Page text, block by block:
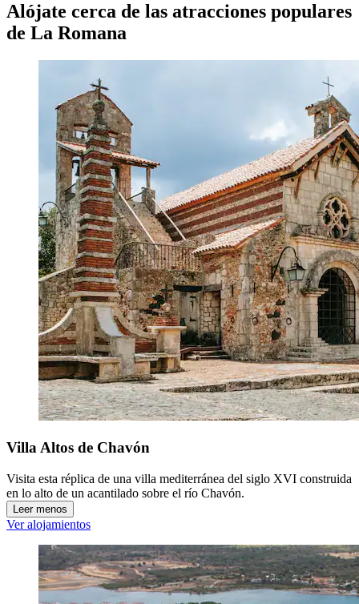
Alójate cerca de las atracciones populares
de La Romana
Villa Altos de Chavón
Visita esta réplica de una villa mediterránea del siglo XVI construida
en lo alto de un acantilado sobre el río Chavón.
Leer menos
Ver alojamientos